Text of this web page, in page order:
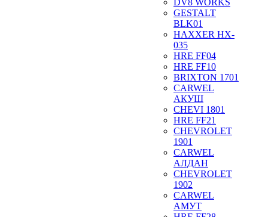
DV8 WORKS
GESTALT
BLK01
HAXXER HX-
035
HRE FF04
HRE FF10
BRIXTON 1701
CARWEL
АКУШ
CHEVI 1801
HRE FF21
CHEVROLET
1901
CARWEL
АЛДАН
CHEVROLET
1902
CARWEL
АМУТ